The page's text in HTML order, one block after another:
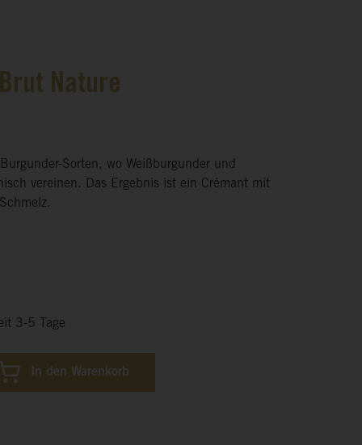
Nature
Sorten, wo Weißburgunder und
vereinen. Das Ergebnis ist ein Crémant mit
3-5 Tage
In den Warenkorb